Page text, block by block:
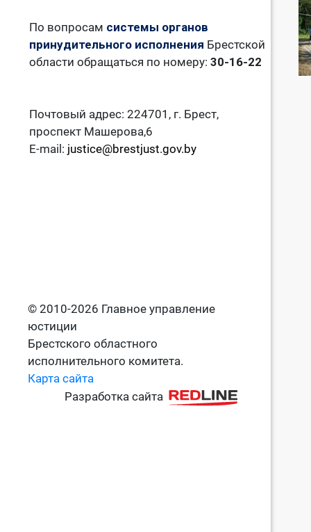
По вопросам системы органов
принудительного исполнения Брестской
области обращаться по номеру: 30-16-22
Почтовый адрес: 224701, г. Брест,
проспект Машерова,6
E-mail: justice@brestjust.gov.by
© 2010-2026 Главное управление
юстиции
Брестского областного
исполнительного комитета.
Карта сайта
Разработка сайта